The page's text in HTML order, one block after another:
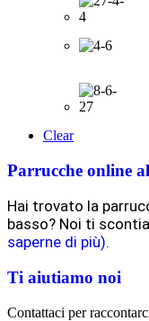
Clear
Parrucche online
Hai trovato la
basso? Noi ti
saperne di più).
Ti aiutiamo noi
Contattaci per